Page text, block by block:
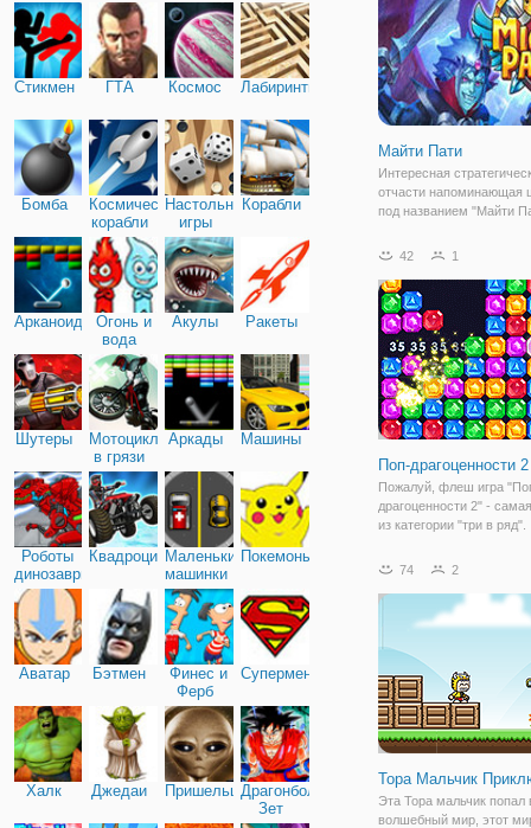
Стикмен ГТА Космос Лабиринты
Бомба
Космические
корабли
Настольные
игры
Корабли
Арканоид
Огонь и
вода
Акулы Ракеты
Шутеры
Мотоциклы
в грязи
Аркады Машины
Роботы
динозавры
КвадроциклыМаленькие
машинки
Покемоны
Аватар Бэтмен
Финес и
Ферб
Супермен
Халк Джедаи ПришельцыДрагонболл
Зет
Майти Пати
Интересная
отчасти напоминающая
под названием "Майти
первых минут, поэтому
о баталиях между
воином Адамом с
42 1
Поп-драгоценности 2
Пожалуй, флеш игра
драгоценности 2" -
из категории "три в ряд".
мнение, если начнете
аналогична с
логическими играми из
74 2
Тора Мальчик
Эта Тора мальчик попал
волшебный мир, этот